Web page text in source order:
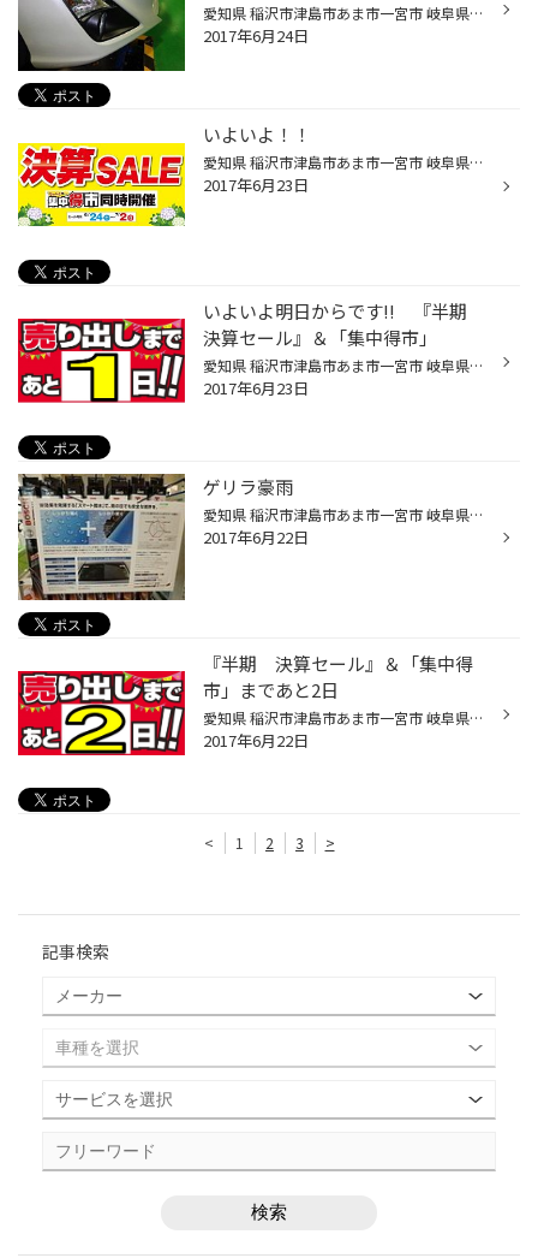
愛知県 稲沢市津島市あま市一宮市 岐阜県海津市その他近隣のお客様 こんにちは。 愛知県稲沢市福島町のタイヤ館稲沢です。 今回はウィンカーユニットの交換です。 フロントのウィンカーをベゼルごと交換します。 「B-BLOOD LEDウィンカー＆デイライトキット+フォグH11」を使用。 ウィンカー下端位置...
2017年6月24日
いよいよ！！
愛知県 稲沢市津島市あま市一宮市 岐阜県海津市その他近隣のお客様 こんにちは。 愛知県稲沢市福島町のタイヤ館稲沢です。 本格的な梅雨になり毎日ジメジメした暑い日が続きますが皆様はいかがお過ごしですか？ そんな中、当店では明日より７／２（日）まで「決算セール」を行います(^O^)／ お見積...
2017年6月23日
いよいよ明日からです!! 『半期
決算セール』＆「集中得市」
愛知県 稲沢市津島市あま市一宮市 岐阜県海津市 その他近隣のお客様 こんにちは。 愛知県稲沢市福島町のタイヤ館稲沢です。 いよいよ明日からです!! 6/24（土）～7/2（日）までの『半期 決算セール』＆「集中得市」 準備もほぼ完了。 ぜひこの機会にご来店ください。
2017年6月23日
ゲリラ豪雨
愛知県 稲沢市津島市あま市一宮市 岐阜県海津市その他近隣のお客様 こんにちは。 愛知県稲沢市福島町のタイヤ館稲沢です。 ゲリラ豪雨すごかったですね。 あれが日中だと本当に視界が… 危険です。 危険なんです。 そーなんです。 ゲリラ豪雨が来る前に事前準備いかがですか？ 国産車はほぼサイズ設...
2017年6月22日
『半期 決算セール』＆「集中得
市」まであと2日
愛知県 稲沢市津島市あま市一宮市 岐阜県海津市 その他近隣のお客様 こんにちは。 愛知県稲沢市福島町のタイヤ館稲沢です。 6/24（土）～7/2（日）までの『半期 決算セール』＆「集中得市」まであと2日です。 準備も着々と進んでおりますよ。 ぜひこの機会にご来店ください。
2017年6月22日
< 1 2 3 >
記事検索